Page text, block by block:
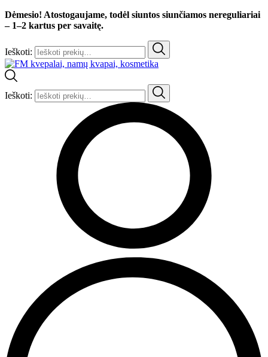
Dėmesio! Atostogaujame, todėl siuntos siunčiamos nereguliariai
– 1–2 kartus per savaitę.
Ieškoti:
Ieškoti: